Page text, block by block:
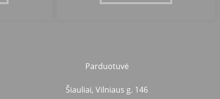
Parduotuvė
Šiauliai, Vilniaus g. 146